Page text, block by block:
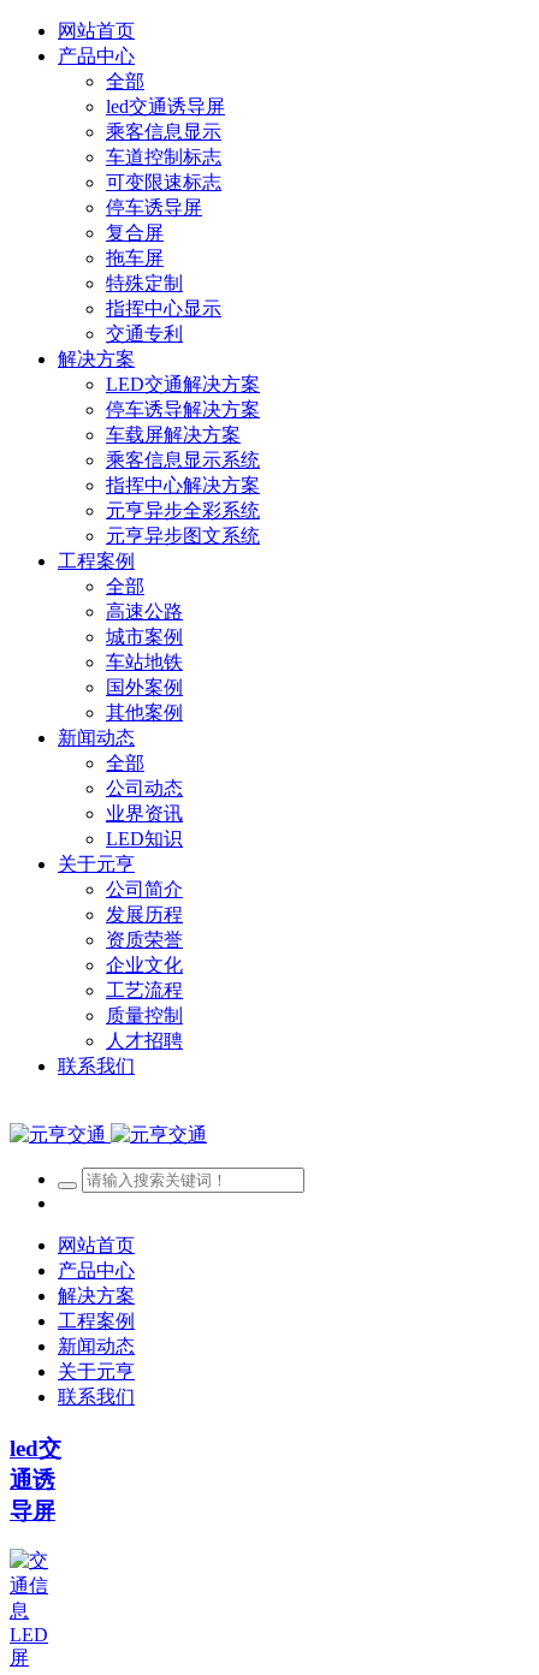
网站首页
产品中心
全部
led交通诱导屏
乘客信息显示
车道控制标志
可变限速标志
停车诱导屏
复合屏
拖车屏
特殊定制
指挥中心显示
交通专利
解决方案
LED交通解决方案
停车诱导解决方案
车载屏解决方案
乘客信息显示系统
指挥中心解决方案
元亨异步全彩系统
元亨异步图文系统
工程案例
全部
高速公路
城市案例
车站地铁
国外案例
其他案例
新闻动态
全部
公司动态
业界资讯
LED知识
关于元亨
公司简介
发展历程
资质荣誉
企业文化
工艺流程
质量控制
人才招聘
联系我们
网站首页
产品中心
解决方案
工程案例
新闻动态
关于元亨
联系我们
led交
通诱
导屏